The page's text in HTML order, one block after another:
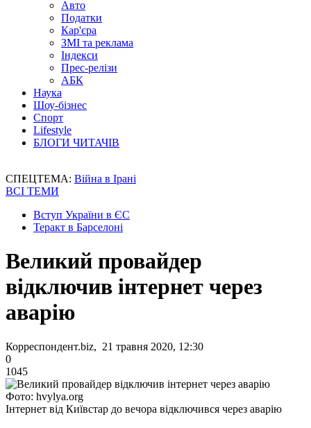
Авто
Податки
Кар'єра
ЗМІ та реклама
Індекси
Прес-релізи
АБК
Наука
Шоу-бізнес
Спорт
Lifestyle
БЛОГИ ЧИТАЧІВ
СПЕЦТЕМА: Війна в Ірані
ВСІ ТЕМИ
Вступ України в ЄС
Теракт в Барселоні
Великий провайдер
відключив інтернет через
аварію
Корреспондент.biz, 21 травня 2020, 12:30
0
1045
Фото: hvylya.org
Інтернет від Київстар до вечора відключився через аварію